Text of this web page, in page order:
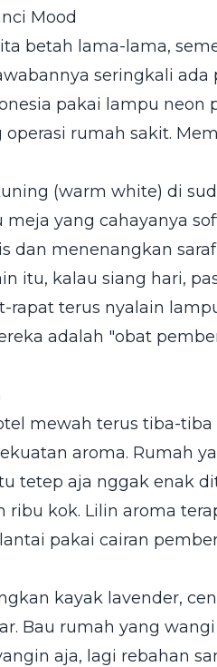
Mood
betah lama-lama,
seringkali ada
pakai lampu neon
rumah sakit.
(warm white) di
yang cahayanya
dan menenangkan
itu, kalau siang hari,
terus nyalain
adalah "obat
mewah terus tiba-
aroma. Rumah
tetep aja nggak enak
ribu kok. Lilin aroma
pakai cairan
kayak lavender,
Bau rumah yang
aja, lagi rebahan